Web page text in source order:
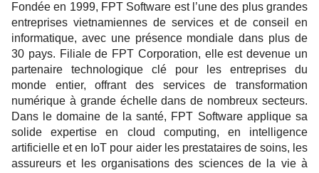
Fondée en 1999, FPT Software est l’une des plus grandes
entreprises vietnamiennes de services et de conseil en
informatique, avec une présence mondiale dans plus de
30 pays. Filiale de FPT Corporation, elle est devenue un
partenaire technologique clé pour les entreprises du
monde entier, offrant des services de transformation
numérique à grande échelle dans de nombreux secteurs.
Dans le domaine de la santé, FPT Software applique sa
solide expertise en cloud computing, en intelligence
artificielle et en IoT pour aider les prestataires de soins, les
assureurs et les organisations des sciences de la vie à